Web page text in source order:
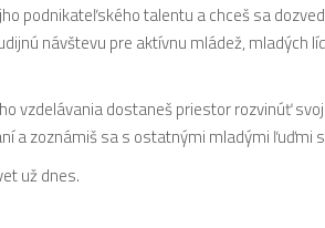
podnikateľského talentu a chceš sa
návštevu pre aktívnu mládež, mladých
vzdelávania dostaneš priestor rozvinúť
a zoznámiš sa s ostatnými mladými ľuďmi
už dnes.